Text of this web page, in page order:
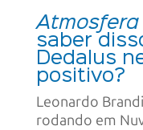
Atmosfera
saber
Dedalus
positivo?
Leonardo
rodando em